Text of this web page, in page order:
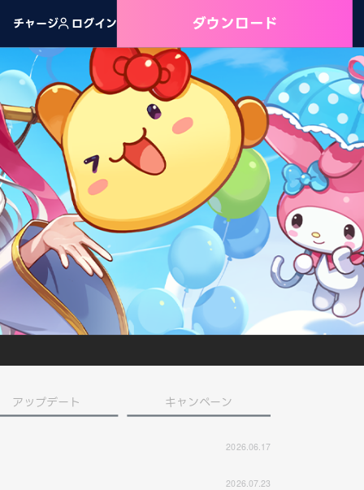
チャージ ログイン ダウンロード
アップデート キャンペーン
2026.06.17
2026.07.23